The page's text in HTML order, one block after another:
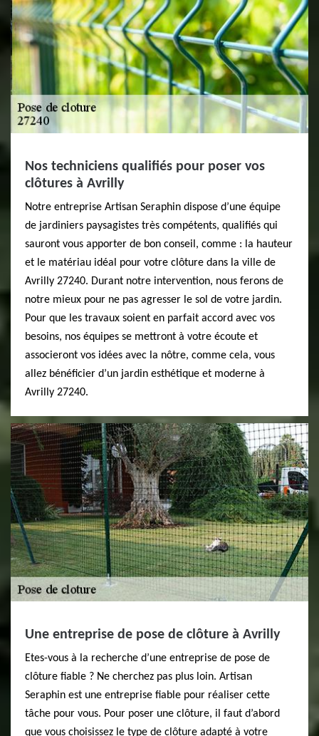
Nos techniciens qualifiés pour poser vos
clôtures à Avrilly
Notre entreprise Artisan Seraphin dispose d’une équipe
de jardiniers paysagistes très compétents, qualifiés qui
sauront vous apporter de bon conseil, comme : la hauteur
et le matériau idéal pour votre clôture dans la ville de
Avrilly 27240. Durant notre intervention, nous ferons de
notre mieux pour ne pas agresser le sol de votre jardin.
Pour que les travaux soient en parfait accord avec vos
besoins, nos équipes se mettront à votre écoute et
associeront vos idées avec la nôtre, comme cela, vous
allez bénéficier d’un jardin esthétique et moderne à
Avrilly 27240.
Une entreprise de pose de clôture à Avrilly
Etes-vous à la recherche d’une entreprise de pose de
clôture fiable ? Ne cherchez pas plus loin. Artisan
Seraphin est une entreprise fiable pour réaliser cette
tâche pour vous. Pour poser une clôture, il faut d’abord
que vous choisissez le type de clôture adapté à votre